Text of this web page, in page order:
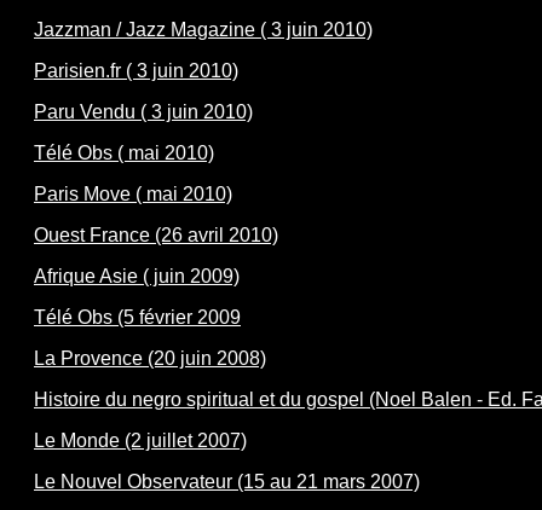
Jazzman / Jazz Magazine ( 3 juin 2010)
Parisien.fr ( 3 juin 2010)
Paru Vendu ( 3 juin 2010)
Télé Obs ( mai 2010)
Paris Move ( mai 2010)
Ouest France (26 avril 2010)
Afrique Asie ( juin 2009)
Télé Obs (5 février 2009
La Provence (20 juin 2008)
Histoire du negro spiritual et du gospel (Noel Balen - Ed.
Le Monde (2 juillet 2007)
Le Nouvel Observateur (15 au 21 mars 2007)